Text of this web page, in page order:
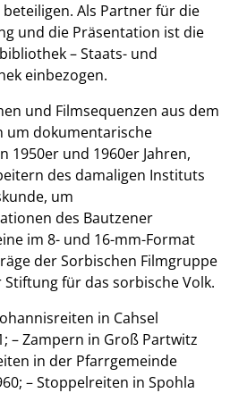
Als Partner für die
und die Präsentation ist die
– Staats- und
einbezogen.
und Filmsequenzen aus dem
um dokumentarische
1950er und 1960er Jahren,
des damaligen Instituts
um
des Bautzener
im 8- und 16-mm-Format
der Sorbischen Filmgruppe
für das sorbische Volk.
in Cahsel
– Zampern in Groß Partwitz
in der Pfarrgemeinde
– Stoppelreiten in Spohla